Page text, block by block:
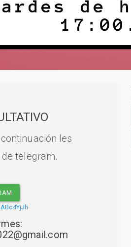
les
telegram.